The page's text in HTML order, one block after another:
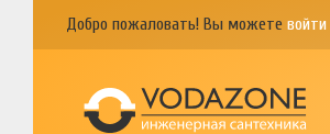
Добро пожаловать! Вы можете войти